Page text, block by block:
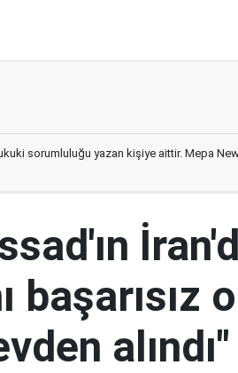
sorumluluğu yazan kişiye aittir. Mepa
alındı"